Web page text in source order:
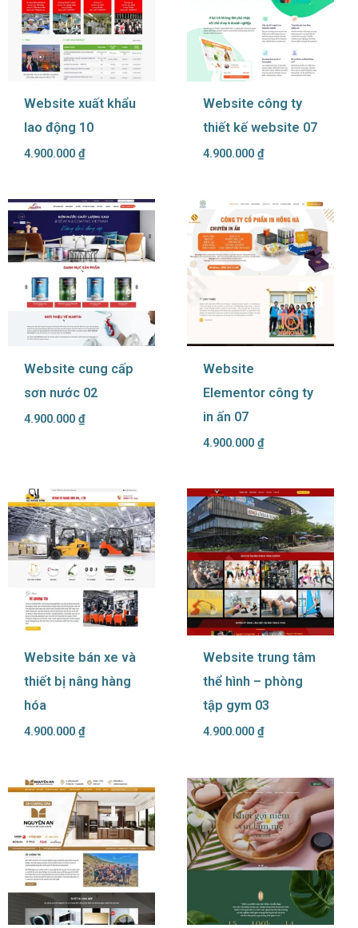
Website xuất khẩu
lao động 10
4.900.000 ₫
Website công ty
thiết kế website 07
4.900.000 ₫
Website cung cấp
sơn nước 02
4.900.000 ₫
Website
Elementor công ty
in ấn 07
4.900.000 ₫
Website bán xe và
thiết bị nâng hàng
hóa
4.900.000 ₫
Website trung tâm
thể hình – phòng
tập gym 03
4.900.000 ₫